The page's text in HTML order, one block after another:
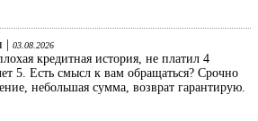
| 03.08.2026
кредитная история, не платил 4
5. Есть смысл к вам обращаться? Срочно
небольшая сумма, возврат гарантирую.